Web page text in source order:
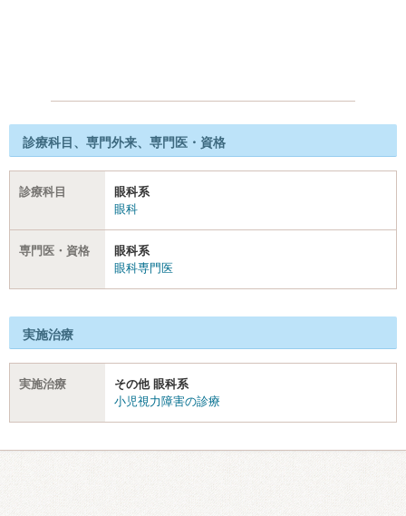
診療科目、専門外来、専門医・資格
診療科目
眼科系
眼科
専門医・資格
眼科系
眼科専門医
実施治療
実施治療
その他 眼科系
小児視力障害の診療